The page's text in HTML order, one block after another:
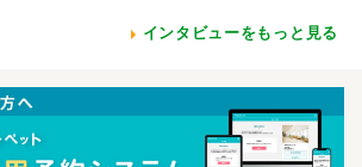
インタビューをもっと見る